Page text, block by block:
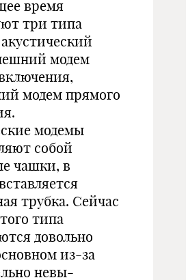
время
три типа
модем
модем прямого
модемы
собой
чашки, в
трубка. Сейчас
типа
довольно
из-за
невы-